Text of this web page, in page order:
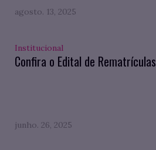
agosto. 13, 2025
Institucional
Confira o Edital de Rematrículas
junho. 26, 2025